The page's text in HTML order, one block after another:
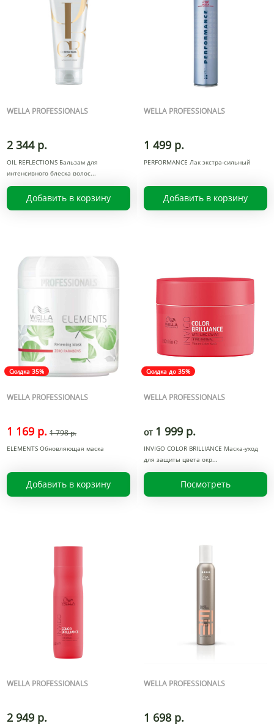
WELLA PROFESSIONALS
2 344 р.
OIL REFLECTIONS Бальзам для
интенсивного блеска волос
Добавить в корзину
WELLA PROFESSIONALS
1 499 р.
PERFORMANCE Лак экстра-сильный
Добавить в корзину
Скидка 35%
WELLA PROFESSIONALS
1 169 р. 1 798 р.
ELEMENTS Обновляющая маска
Добавить в корзину
Скидка до 35%
WELLA PROFESSIONALS
от 1 999 р.
INVIGO COLOR BRILLIANCE Маска-уход
для защиты цвета окр
Посмотреть
WELLA PROFESSIONALS
2 949 р.
WELLA PROFESSIONALS
1 698 р.